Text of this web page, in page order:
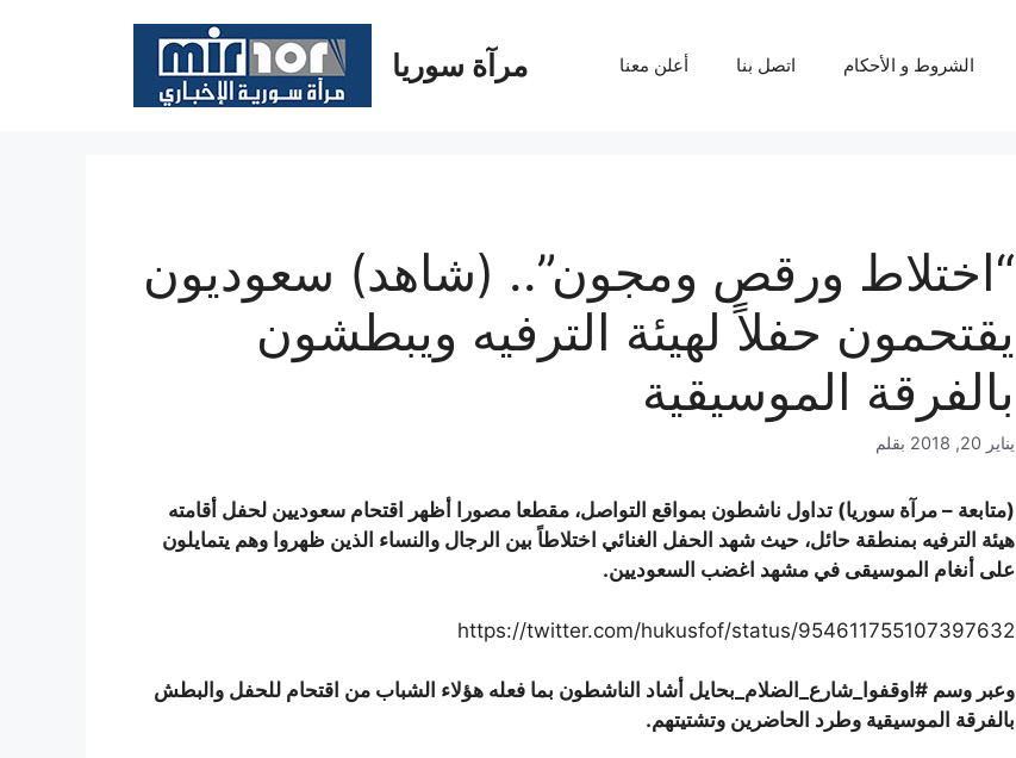
مرآة سوريا الشروط و الأحكام اتصل بنا أعلن معنا
“اختلاط ورقص ومجون”.. (شاهد) سعوديون
يقتحمون حفلاً لهيئة الترفيه ويبطشون
بالفرقة الموسيقية
يناير 20, 2018 بقلم
(متابعة – مرآة سوريا) تداول ناشطون بمواقع التواصل، مقطعا مصورا أظهر اقتحام سعوديين لحفل أقامته
هيئة الترفيه بمنطقة حائل، حيث شهد الحفل الغنائي اختلاطاً بين الرجال والنساء الذين ظهروا وهم يتمايلون
على أنغام الموسيقى في مشهد اغضب السعوديين.
https://twitter.com/hukusfof/status/954611755107397632
وعبر وسم #اوقفوا_شارع_الضلام_بحايل أشاد الناشطون بما فعله هؤلاء الشباب من اقتحام للحفل والبطش
بالفرقة الموسيقية وطرد الحاضرين وتشتيتهم.